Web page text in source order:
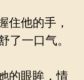
住他的手，
了一口气。
的眼眸，情